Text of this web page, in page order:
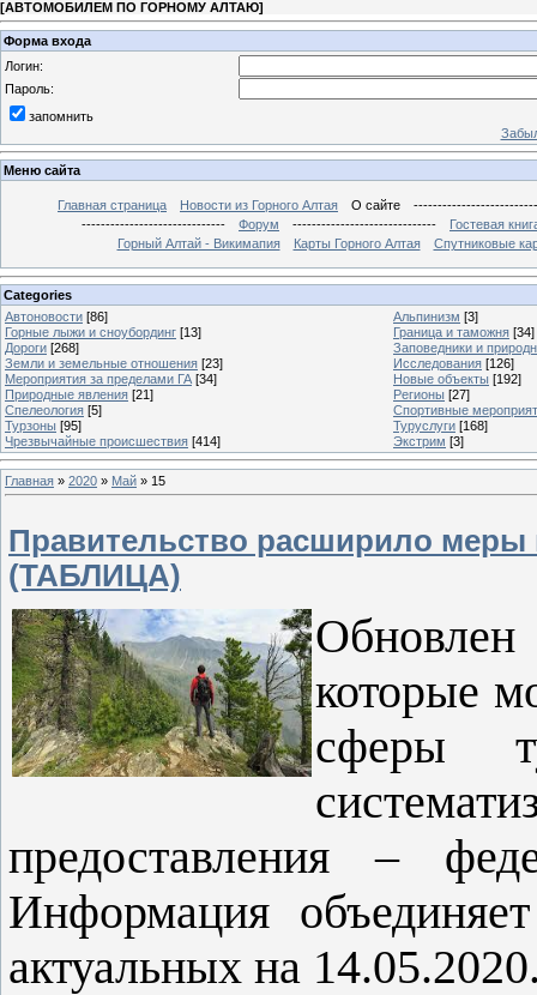
[АВТОМОБИЛЕМ ПО ГОРНОМУ АЛТАЮ]
Форма входа
Логин:
Пароль:
запомнить
Меню сайта
Главная страница Новости из Горного Алтая О сайте
------------------------------
Форум ------------------------------
Гостевая
Горный Алтай - Викимапия
Карты Горного Алтая Спутниковые
Categories
Автоновости [86] Альпинизм [3]
Горные лыжи и сноубординг [13] Граница и таможня [34]
Дороги [268]
Заповедники и
Земли и земельные отношения [23] Исследования [126]
Мероприятия за пределами ГА [34] Новые объекты [192]
Природные явления [21] Регионы [27]
Спелеология [5]
Спортивные
Турзоны [95] Туруслуги [168]
Чрезвычайные происшествия [414] Экстрим [3]
Главная » 2020 » Май » 15
Правительство расширило меры
(ТАБЛИЦА)
которые
сферы
предоставления –
Информация
актуальных на